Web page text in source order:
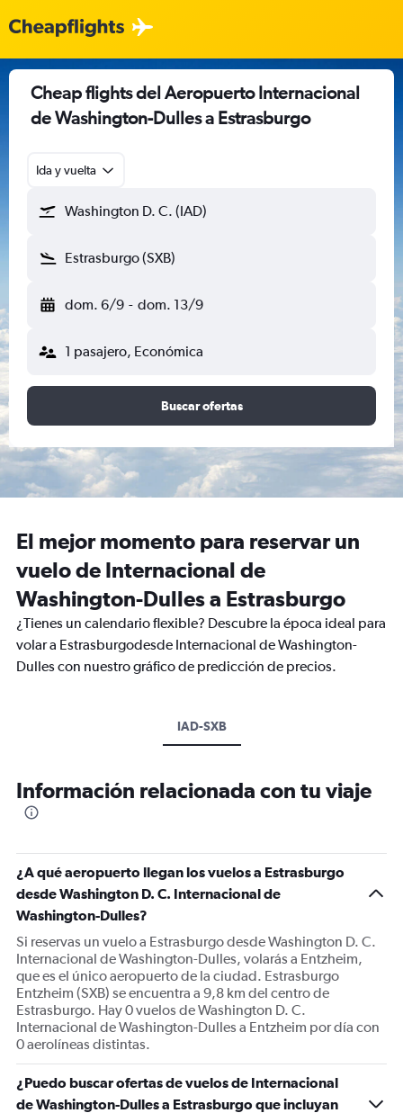
Cheap flights del Aeropuerto Internacional
de Washington-Dulles a Estrasburgo
Ida y vuelta
Washington D. C. (IAD)
Estrasburgo (SXB)
dom. 6/9 - dom. 13/9
1 pasajero, Económica
Buscar ofertas
El mejor momento para reservar un
vuelo de Internacional de
Washington-Dulles a Estrasburgo
¿Tienes un calendario flexible? Descubre la época ideal para
volar a Estrasburgodesde Internacional de Washington-
Dulles con nuestro gráfico de predicción de precios.
IAD-SXB
Información relacionada con tu viaje
¿A qué aeropuerto llegan los vuelos a Estrasburgo
desde Washington D. C. Internacional de
Washington-Dulles?
Si reservas un vuelo a Estrasburgo desde Washington D. C.
Internacional de Washington-Dulles, volarás a Entzheim,
que es el único aeropuerto de la ciudad. Estrasburgo
Entzheim (SXB) se encuentra a 9,8 km del centro de
Estrasburgo. Hay 0 vuelos de Washington D. C.
Internacional de Washington-Dulles a Entzheim por día con
0 aerolíneas distintas.
¿Puedo buscar ofertas de vuelos de Internacional
de Washington-Dulles a Estrasburgo que incluyan